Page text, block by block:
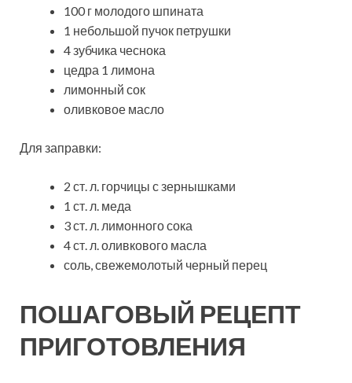
100 г молодого шпината
1 небольшой пучок петрушки
4 зубчика чеснока
цедра 1 лимона
лимонный сок
оливковое масло
Для заправки:
2 ст. л. горчицы с зернышками
1 ст. л. меда
3 ст. л. лимонного сока
4 ст. л. оливкового масла
соль, свежемолотый черный перец
ПОШАГОВЫЙ РЕЦЕПТ
ПРИГОТОВЛЕНИЯ